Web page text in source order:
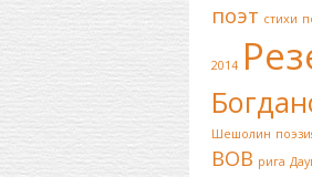
поэт стихи
2014
Шешолин
ВОВ рига